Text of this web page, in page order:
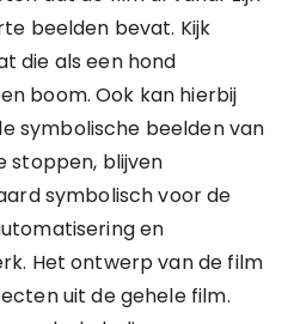
beelden bevat. Kijk
die als een hond
boom. Ook kan hierbij
symbolische beelden van
stoppen, blijven
symbolisch voor de
en
Het ontwerp van de film
uit de gehele film.